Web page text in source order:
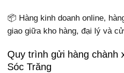
📦 Hàng kinh doanh online,
giao giữa kho hàng, đại lý và
Quy trình gửi hàng chành
Sóc Trăng